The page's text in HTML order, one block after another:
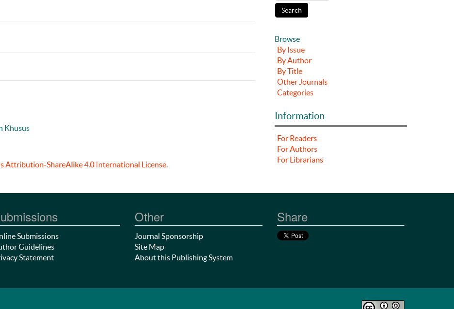
Khusus
Attribution-ShareAlike 4.0 International License.
Browse
By Issue
By Author
By Title
Other Journals
Categories
Information
For Readers
For Authors
For Librarians
Submissions
Guidelines
Statement
Other
Journal Sponsorship
Site Map
About this Publishing System
Share